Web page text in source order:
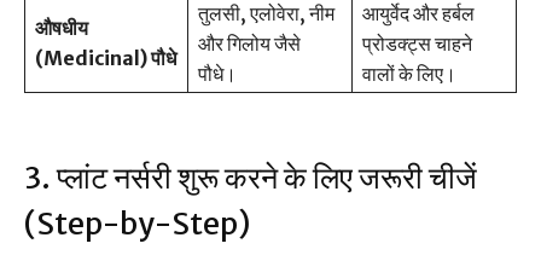
औषधीय
(Medicinal) पौधे
तुलसी, एलोवेरा, नीम
और गिलोय जैसे
पौधे।
आयुर्वेद और हर्बल
प्रोडक्ट्स चाहने
वालों के लिए।
3. प्लांट नर्सरी शुरू करने के लिए जरूरी चीजें
(Step-by-Step)